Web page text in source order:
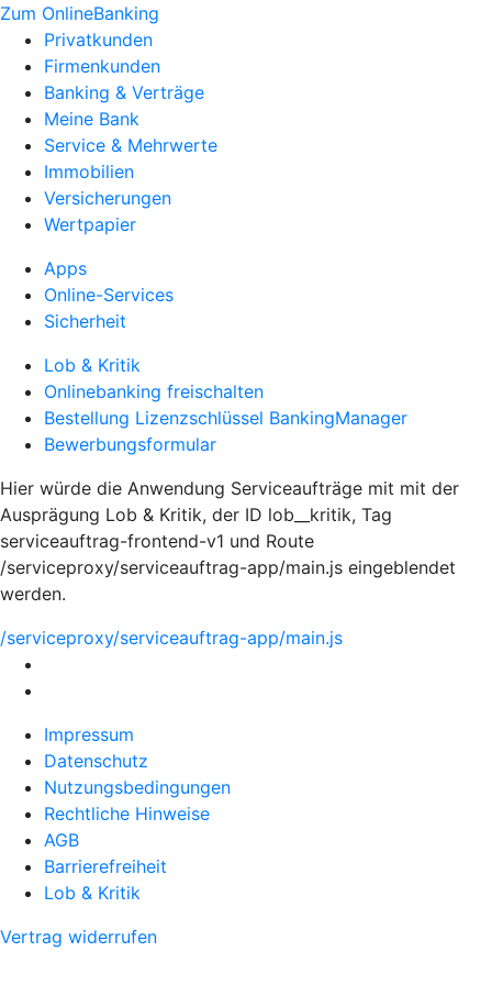
Zum OnlineBanking
Privatkunden
Firmenkunden
Banking & Verträge
Meine Bank
Service & Mehrwerte
Immobilien
Versicherungen
Wertpapier
Apps
Online-Services
Sicherheit
Lob & Kritik
Onlinebanking freischalten
Bestellung Lizenzschlüssel BankingManager
Bewerbungsformular
Hier würde die Anwendung Serviceaufträge mit mit der
Ausprägung Lob & Kritik, der ID lob__kritik, Tag
serviceauftrag-frontend-v1 und Route
/serviceproxy/serviceauftrag-app/main.js eingeblendet
werden.
/serviceproxy/serviceauftrag-app/main.js
Impressum
Datenschutz
Nutzungsbedingungen
Rechtliche Hinweise
AGB
Barrierefreiheit
Lob & Kritik
Vertrag widerrufen